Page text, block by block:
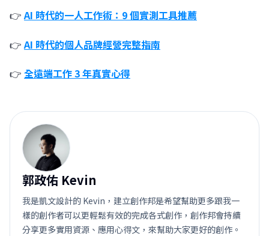
👉AI 時代的一人工作術：9 個實測工具推薦
👉 AI 時代的個人品牌經營完整指南
👉 全遠端工作 3 年真實心得
郭
郭政佑 Kevin
我是凱文設計的 Kevin，建立創作邦是希望幫助更多跟我一
樣的創作者可以更輕鬆有效的完成各式創作，創作邦會持續
分享更多實用資源、應用心得文，來幫助大家更好的創作。